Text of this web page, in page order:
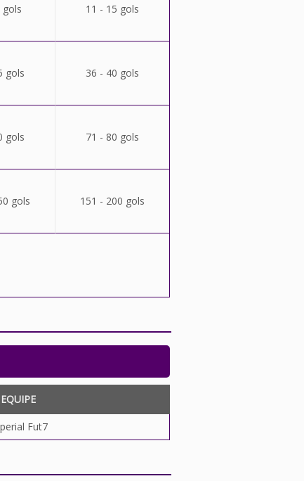
gols 11 - 15 gols
gols 36 - 40 gols
gols 71 - 80 gols
gols 151 - 200 gols
EQUIPE
Fut7